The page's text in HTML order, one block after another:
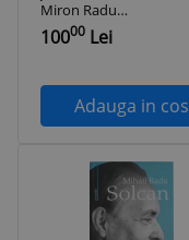
Miron Radu
Paraschivescu
10000 Lei
Adauga in cos